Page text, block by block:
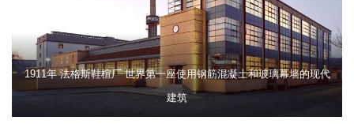
1911年 法格斯鞋楦厂 世界第一座使用钢筋混凝土和玻璃幕墙的现代
建筑